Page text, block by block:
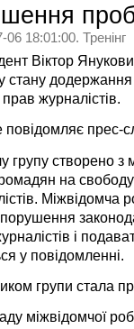
06 18:01:00. Тренінг
Віктор
стану
журналістів.
повідомляє прес-
групу створено з
на
Міжвідомча
і
у повідомленні.
групи стала
міжвідомчої